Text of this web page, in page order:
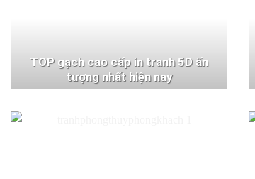
TOP gạch cao cấp in tranh 5D ấn
tượng nhất hiện nay